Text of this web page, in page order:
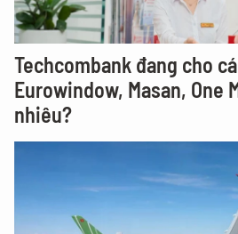
Techcombank đang cho
Eurowindow, Masan, One
nhiêu?